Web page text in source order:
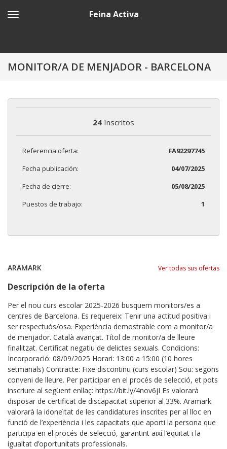
Feina Activa
MONITOR/A DE MENJADOR - BARCELONA
24 Inscritos
Referencia oferta:
FA92297745
Fecha publicación:
04/07/2025
Fecha de cierre:
05/08/2025
Puestos de trabajo:
1
ARAMARK Ver todas sus ofertas
Descripción de la oferta
Per el nou curs escolar 2025-2026 busquem monitors/es a
centres de Barcelona. Es requereix: Tenir una actitud positiva i
ser respectuós/osa. Experiència demostrable com a monitor/a
de menjador. Català avançat. Títol de monitor/a de lleure
finalitzat. Certificat negatiu de delictes sexuals. Condicions:
Incorporació: 08/09/2025 Horari: 13:00 a 15:00 (10 hores
setmanals) Contracte: Fixe discontinu (curs escolar) Sou: segons
conveni de lleure. Per participar en el procés de selecció, et pots
inscriure al següent enllaç: https://bit.ly/4nov6jI Es valorarà
disposar de certificat de discapacitat superior al 33%. Aramark
valorarà la idoneïtat de les candidatures inscrites per al lloc en
funció de l’experiència i les capacitats que aporti la persona que
participa en el procés de selecció, garantint així l’equitat i la
igualtat d’oportunitats professionals.